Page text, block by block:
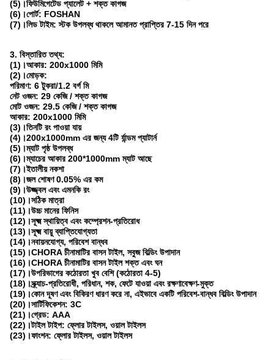
(5)।ফিউমিগেটেড প্যালেট + শক্ত কাগজ
(6)।পোর্ট: FOSHAN
(7)।লিড টাইম: স্টক উপলব্ধ থাকলে আমানত প্রাপ্তির 7-15 দিন পরে
3. বিস্তারিত তথ্য:
(1)।আকার: 200x1000 মিমি
(2)।মোড়ক:
পরিমাণ: 6 টুকরা/1.2 বর্গ মি
নেট ওজন: 29 কেজি / শক্ত কাগজ
মোট ওজন: 29.5 কেজি / শক্ত কাগজ
আকার: 200x1000 মিমি
(3)।তিনটি রং পাওয়া যায়
(4)।200x1000mm এর জন্য 4টি র্যান্ডম প্যাটার্ন
(5)।ম্যাট পৃষ্ঠ উপলব্ধ
(6)।ম্যাচের আকার 200*1000mm ম্যাট আছে
(7)।ইতালীয় নকশা
(8)।জল শোষণ 0.05% এর কম
(9)।উজ্জ্বল এবং এমনকি রং
(10)।সঠিক মাত্রা
(11)।উচ্চ মানের ফিনিস
(12)।সূক্ষ্ম স্থায়িত্ব এবং কম্প্রেশন-প্রতিরোধ
(13)।সূক্ষ্ম বায়ু ব্যাপ্তিযোগ্যতা
(14)।নবায়নযোগ্য, পরিবেশ বান্ধব
(15)।CHORA চীনামাটির বাসন টাইল, সবুজ বিল্ডিং উপাদান
(16)।CHORA চীনামাটির বাসন টাইল শক্ত এবং ঘন
(17)।উপরিভাগের কঠোরতা খুব বেশি (কঠোরতা 4-5)
(18)।স্ক্র্যাচ-প্রতিরোধী, পরিধান, শক, ফেটে যাওয়া এবং রক্ষণাবেক্ষণ-মুক্ত
(19)।কোন দূষণ এবং বিকিরণ ধারণ করে না, এইভাবে একটি পরিবেশ-বান্ধব বিল্ডিং উপাদান
(20)।সার্টিফিকেশন: 3C
(21)।গ্রেড: AAA
(22)।টাইল টাইপ: ফ্লোর টাইলস, ওয়াল টাইলস
(23)।ফাংশন: ফ্লোর টাইলস, ওয়াল টাইলস